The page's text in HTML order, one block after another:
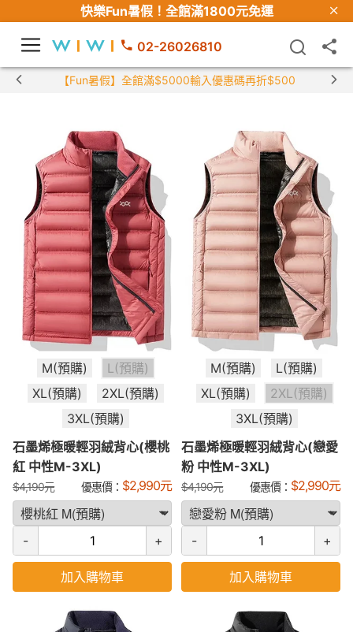
快樂Fun暑假！ 全館滿1800元免運
02-26026810
【Fun暑假】全館滿$5000輸入優惠碼再折$500
M(預購)
L(預購)
XL(預購)
2XL(預購)
3XL(預購)
石墨烯極暖輕羽絨背心(櫻桃
紅 中性M-3XL)
$4,190元 優惠價： $2,990元
- +
加入購物車
M(預購)
L(預購)
XL(預購)
2XL(預購)
3XL(預購)
石墨烯極暖輕羽絨背心(戀愛
粉 中性M-3XL)
$4,190元 優惠價： $2,990元
- +
加入購物車